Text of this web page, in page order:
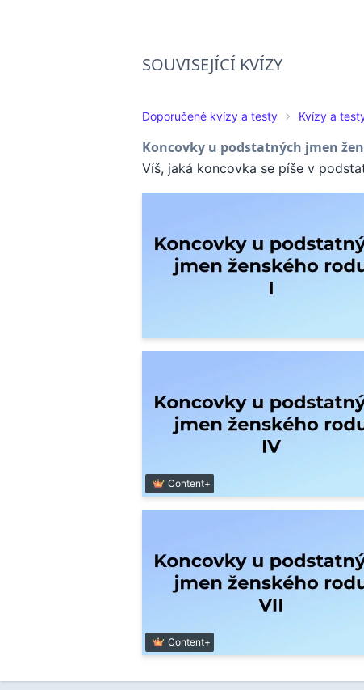
SOUVISEJÍCÍ KVÍZY
Doporučené kvízy a testy Kvízy a
Koncovky u podstatných jmen
Víš, jaká koncovka se píše v
Content+
Content+